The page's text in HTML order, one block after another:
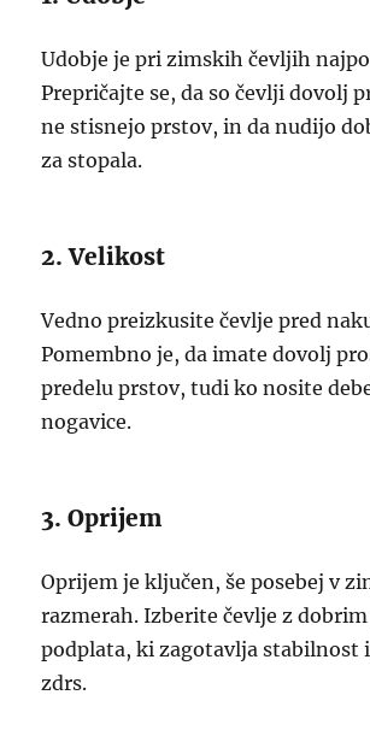
Udobje je pri zimskih čevljih
Prepričajte se, da so čevlji dovolj
ne stisnejo prstov, in da nudijo
za stopala.
2. Velikost
Vedno preizkusite čevlje pred
Pomembno je, da imate dovolj
predelu prstov, tudi ko nosite
nogavice.
3. Oprijem
Oprijem je ključen, še posebej v
razmerah. Izberite čevlje z
podplata, ki zagotavlja stabilnost
zdrs.